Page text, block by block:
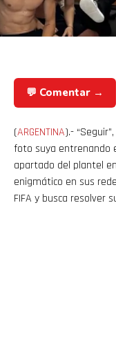
💬 Comentar →
(ARGENTINA).-
foto suya entrenando
apartado del plantel
enigmático en sus
FIFA y busca resolver